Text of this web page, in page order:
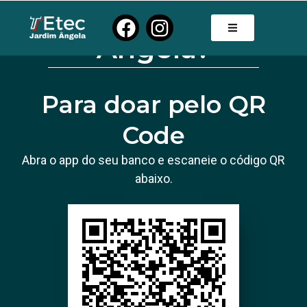
a Etec Jardim
Ângela?
Para doar pelo QR
Code
Abra o app do seu banco e escaneie o código QR
abaixo.